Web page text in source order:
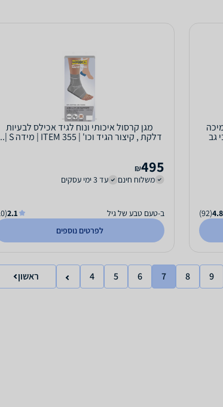
גב
4.8
(92)
מגן קרסול איכותי ונוח לגיד אכילס לבעיות
דלקת , קיצור הגיד וכו' | ITEM 355 | מידה S |...
495
₪
משלוח חינם
עד 3 ימי עסקים
ב-טעם טבע של גיל 2.1
(10)
לפרטים נוספים
4 5 6 7 8 9 ראשון